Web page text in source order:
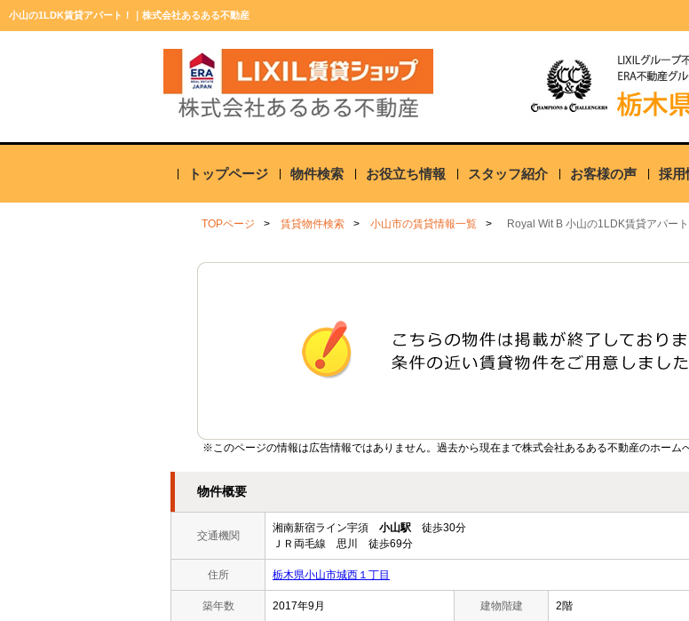
小山の1LDK賃貸アパート！｜株式会社あるある不動産
トップページ 物件検索 お役立ち情報 スタッフ紹介 お客様の声 採用
TOPページ 賃貸物件検索 小山市の賃貸情報一覧 Royal Wit B 小山の1LDK賃貸アパート
※このページの情報は広告情報ではありません。過去から現在まで株式会社あるある不動産のホーム
物件概要
交通機関
湘南新宿ライン宇須 小山駅 徒歩30分
ＪＲ両毛線 思川 徒歩69分
住所 栃木県小山市城西１丁目
築年数 2017年9月 建物階建 2階